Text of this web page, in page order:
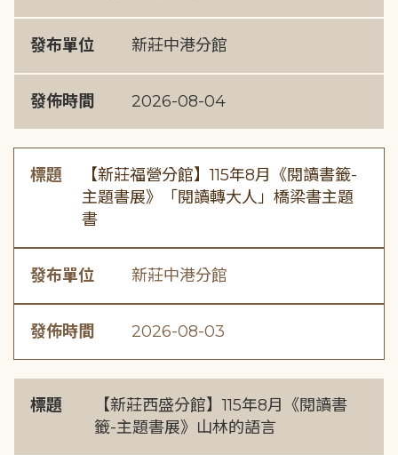
發布單位 新莊中港分館
發佈時間 2026-08-04
標題
【新莊福營分館】115年8月《閱讀書籤-
主題書展》「閱讀轉大人」橋梁書主題
書
發布單位 新莊中港分館
發佈時間 2026-08-03
標題
【新莊西盛分館】115年8月《閱讀書
籤-主題書展》山林的語言